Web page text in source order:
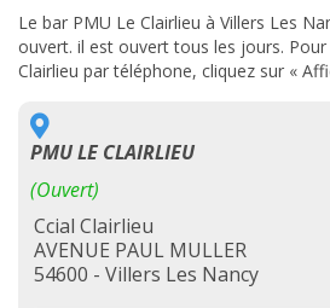
Le bar PMU Le Clairlieu à Villers Les
ouvert. il est ouvert tous les jours.
Clairlieu par téléphone, cliquez sur «
PMU LE CLAIRLIEU
(Ouvert)
Ccial Clairlieu
AVENUE PAUL MULLER
54600 - Villers Les Nancy